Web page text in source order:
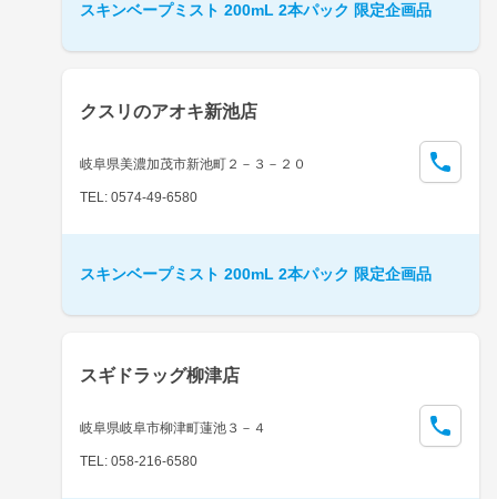
スキンベープミスト 200mL 2本パック 限定企画品
クスリのアオキ新池店
岐阜県美濃加茂市新池町２－３－２０
TEL: 0574-49-6580
スキンベープミスト 200mL 2本パック 限定企画品
スギドラッグ柳津店
岐阜県岐阜市柳津町蓮池３－４
TEL: 058-216-6580